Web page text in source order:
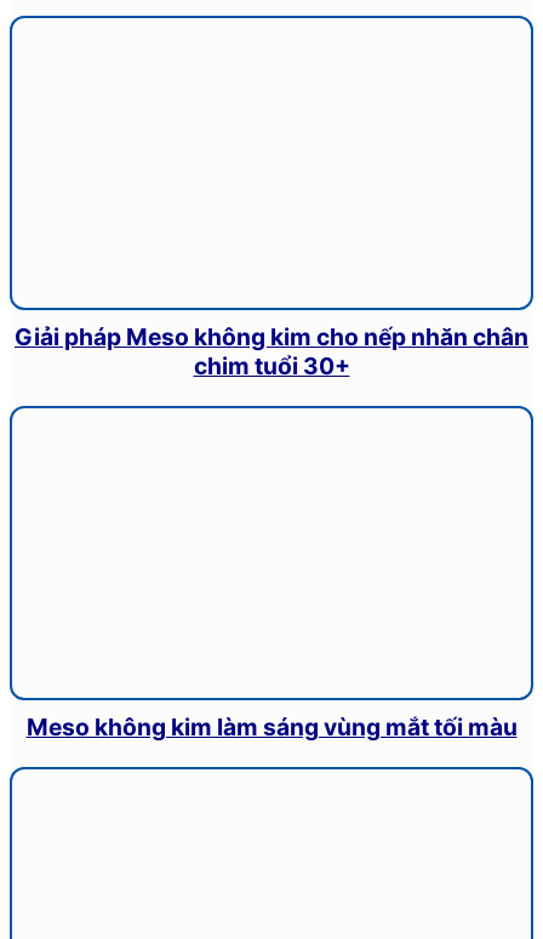
Giải pháp Meso không kim cho nếp nhăn chân
chim tuổi 30+
Meso không kim làm sáng vùng mắt tối màu